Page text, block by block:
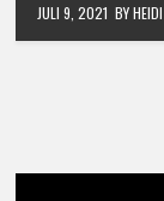
JULI 9, 2021 BY